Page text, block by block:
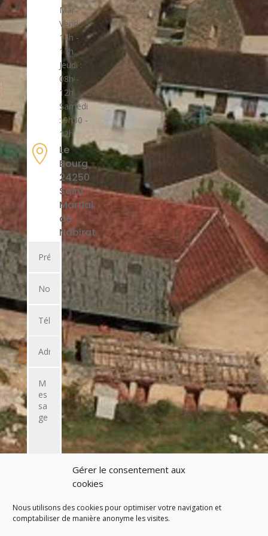
Gérer le consentement aux
cookies
Nous utilisons des cookies pour optimiser votre navigation et
comptabiliser de manière anonyme les visites.
Mar-
Vend :
14h -
17h
Jeudi :
08h -
12h
Samedi
: 9h30 -
12h

Le
Bourg
24250
Saint
Martial
de
Nabirat